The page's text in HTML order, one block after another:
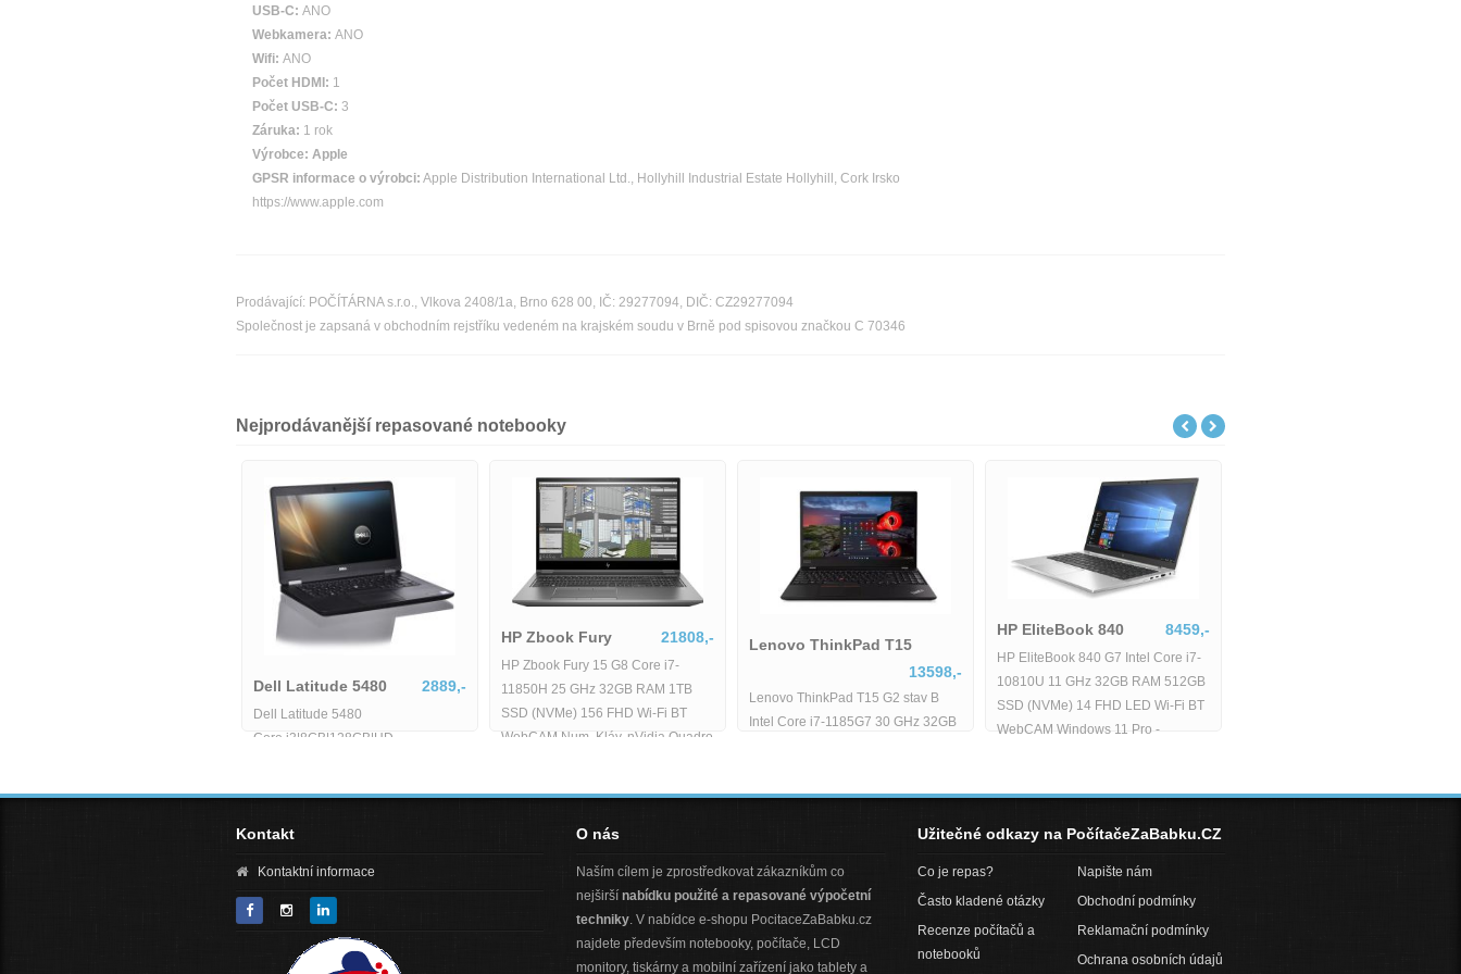
USB-C: ANO
Webkamera: ANO
Wifi: ANO
Počet HDMI: 1
Počet USB-C: 3
Záruka: 1 rok
Výrobce: Apple
GPSR informace o výrobci: Apple Distribution International Ltd., Hollyhill Industrial Estate Hollyhill, Cork Irsko
https://www.apple.com
Prodávající: POČÍTÁRNA s.r.o., Vlkova 2408/1a, Brno 628 00, IČ: 29277094, DIČ: CZ29277094
Společnost je zapsaná v obchodním rejstříku vedeném na krajském soudu v Brně pod spisovou značkou C 70346
Nejprodávanější repasované notebooky
Dell Latitude 5480 2889,-
Dell Latitude 5480
Core i3|8GB|128GB|HD
HP Zbook Fury 21808,-
HP Zbook Fury 15 G8 Core i7-
11850H 25 GHz 32GB RAM 1TB
SSD (NVMe) 156 FHD Wi-Fi BT
WebCAM Num. Kláv. nVidia Quadro
Lenovo ThinkPad T15
13598,-
Lenovo ThinkPad T15 G2 stav B
Intel Core i7-1185G7 30 GHz 32GB
HP EliteBook 840 8459,-
HP EliteBook 840 G7 Intel Core i7-
10810U 11 GHz 32GB RAM 512GB
SSD (NVMe) 14 FHD LED Wi-Fi BT
WebCAM Windows 11 Pro -
Kontakt
Kontaktní informace
O nás
Naším cílem je zprostředkovat zákazníkům co
nejširšínabídku použité a repasované výpočetní
techniky. V nabídce e-shopu PocitaceZaBabku.cz
najdete především notebooky, počítače, LCD
monitory, tiskárny a mobilní zařízení jako tablety a
Užitečné odkazy na PočítačeZaBabku.CZ
Co je repas?
Často kladené otázky
Recenze počítačů a
notebooků
Napište nám
Obchodní podmínky
Reklamační podmínky
Ochrana osobních údajů